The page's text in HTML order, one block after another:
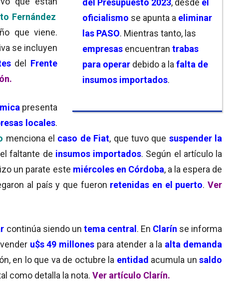
oficialismo se apunta a eliminar
las PASO. Mientras tanto, las
empresas encuentran trabas
para operar debido a la falta de
insumos importados.
Fernández
que viene.
se incluyen
del Frente
presenta
locales.
menciona el caso de Fiat, que tuvo que suspender la
faltante de insumos importados. Según el artículo la
un parate este miércoles en Córdoba, a la espera de
al país y que fueron retenidas en el puerto.Ver
continúa siendo un tema central. En Clarín se informa
u$s 49 millones para atender a la alta demanda
en lo que va de octubre la entidad acumula un saldo
como detalla la nota. Ver artículo Clarín.